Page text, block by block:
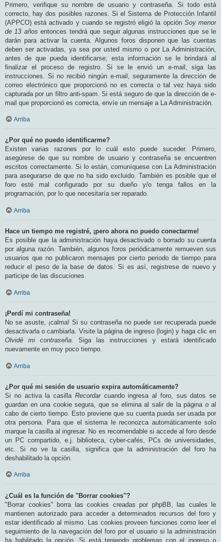
Primero, verifique su nombre de usuario y contraseña. Si todo está
correcto, hay dos posibles razones. Si el Sistema de Protección Infantil
(APPCO) está activado y cuando se registró eligió la opción Soy menor
de 13 años entonces tendrá que seguir algunas instrucciones que se le
darán para activar la cuenta. Algunos foros disponen que las cuentas
deben ser activadas, ya sea por usted mismo o por La Administración,
antes de que pueda identificarse; esta información se le brindará al
finalizar el proceso de registro. Si se le envió un e-mail, siga las
instrucciones. Si no recibió ningún e-mail, seguramente la dirección de
correo electrónico que proporcionó no es correcta o tal vez haya sido
capturada por un filtro anti-spam. Si está seguro de que la dirección de e-
mail que proporcionó es correcta, envíe un mensaje a La Administración.
Arriba
¿Por qué no puedo identificarme?
Existen varias razones por lo cuál esto puede suceder. Primero,
asegúrese de que su nombre de usuario y contraseña se encuentren
escritos correctamente. Si lo están, comuníquese con La Administración
para asegurarse de que no ha sido excluido. También es posible que el
foro esté mal configurado por su dueño y/o tenga fallos en la
programación, por lo que necesitaría ser reparado.
Arriba
Hace un tiempo me registré, ¡pero ahora no puedo conectarme!
Es posible que la administración haya desactivado o borrado su cuenta
por alguna razón. También, algunos foros periódicamente remueven sus
usuarios que no publicaron mensajes por cierto periodo de tiempo para
reducir el peso de la base de datos. Si es así, registrese de nuevo y
participe de las discuciones.
Arriba
¡Perdí mi contraseña!
No se asuste, ¡calma! Si su contraseña no puede ser recuperada puede
desactivarla o cambiarla. Visite la página de ingreso (login) y haga clic en
Olvidé mi contraseña. Siga las instrucciones y estará identificado
nuevamente en muy poco tiempo.
Arriba
¿Por qué mi sesión de usuario expira automáticamente?
Si no activa la casilla Recordarcuando ingresa al foro, sus datos se
guardan en una cookie segura, que se elimina al salir de la página o al
cabo de cierto tiempo. Esto previene que su cuenta pueda ser usada por
otra persona. Para que el sistema le reconozca automáticamente solo
marque la casilla al ingresar. No es recomendable si accede al foro desde
un PC compartido, e.j. biblioteca, cyber-cafés, PCs de universidades,
etc. Si no ve la casilla, significa que la administración del foro ha
deshabilitado la opción.
Arriba
¿Cuál es la función de "Borrar cookies"?
"Borrar cookies" borra las cookies creadas por phpBB, las cuales le
mantienen autorizado para acceder a determinados recursos del foro y
estar identificado al mismo. Las cookies proveen funciones como leer el
seguimiento de la navegación del foro por el usuario si la administración
ha habilitado la opción. Si está teniendo problemas con el ingreso o